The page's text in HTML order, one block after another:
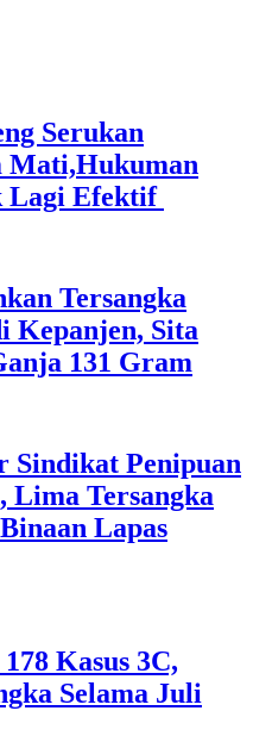
Serukan
Lagi Efektif
Tersangka
Kepanjen, Sita
131 Gram
Sindikat Penipuan
Lima Tersangka
Lapas
Kasus 3C,
Selama Juli